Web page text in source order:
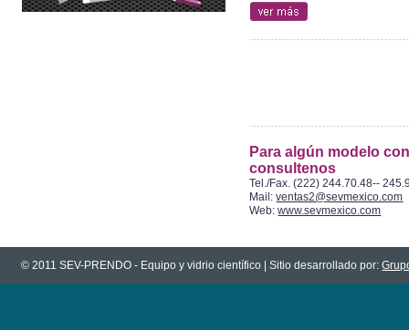
Para algún modelo
consultenos
Tel./Fax. (222) 244.70.48--
Mail:ventas2@sevmexico.com
Web:www.sevmexico.com
© 2011 SEV-PRENDO - Equipo y vidrio científico | Sitio desarrollado por: